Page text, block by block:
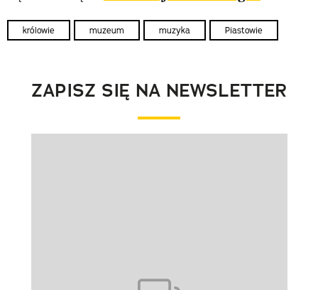
królowie muzeum muzyka Piastowie
ZAPISZ SIĘ NA NEWSLETTER